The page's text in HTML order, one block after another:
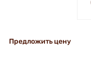
Предложить цену